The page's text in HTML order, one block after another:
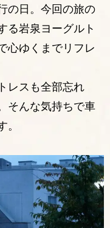
の日。今回の旅の
る岩泉ヨーグルト
心ゆくまでリフレ
レスも全部忘れ
そんな気持ちで車